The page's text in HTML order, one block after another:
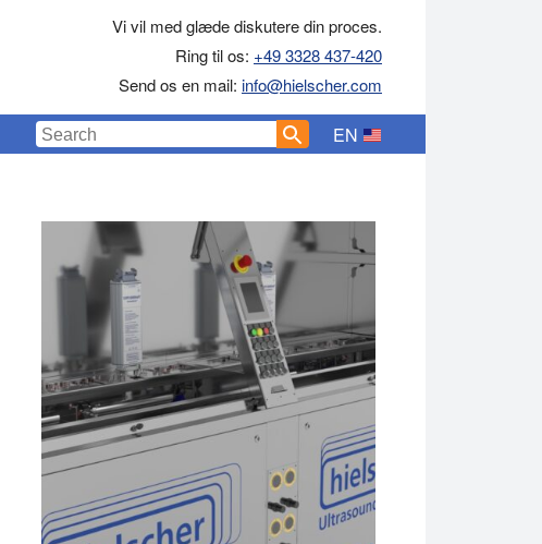
Vi vil med glæde diskutere din proces.
Ring til os: +49 3328 437-420
Send os en mail: info@hielscher.com
EN